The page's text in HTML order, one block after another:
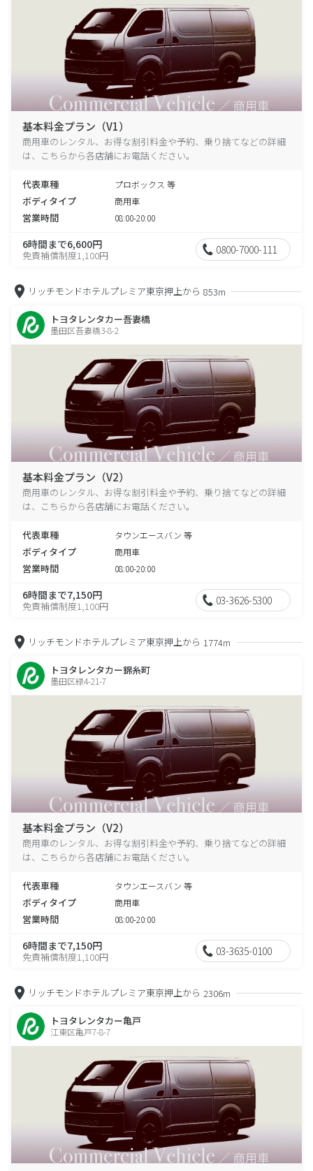
基本料金プラン（V1）
商用車のレンタル、お得な割引料金や予約、乗り捨てなどの詳細
は、こちらから各店舗にお電話ください。
代表車種 プロボックス 等
ボディタイプ 商用車
営業時間 08:00-20:00
6時間まで6,600円
免責補償制度1,100円 0800-7000-111
リッチモンドホテルプレミア東京押上から 853m
トヨタレンタカー吾妻橋
墨田区吾妻橋3-8-2
基本料金プラン（V2）
商用車のレンタル、お得な割引料金や予約、乗り捨てなどの詳細
は、こちらから各店舗にお電話ください。
代表車種 タウンエースバン 等
ボディタイプ 商用車
営業時間 08:00-20:00
6時間まで7,150円
免責補償制度1,100円 03-3626-5300
リッチモンドホテルプレミア東京押上から 1774m
トヨタレンタカー錦糸町
墨田区緑4-21-7
基本料金プラン（V2）
商用車のレンタル、お得な割引料金や予約、乗り捨てなどの詳細
は、こちらから各店舗にお電話ください。
代表車種 タウンエースバン 等
ボディタイプ 商用車
営業時間 08:00-20:00
6時間まで7,150円
免責補償制度1,100円 03-3635-0100
リッチモンドホテルプレミア東京押上から 2306m
トヨタレンタカー亀戸
江東区亀戸7-8-7